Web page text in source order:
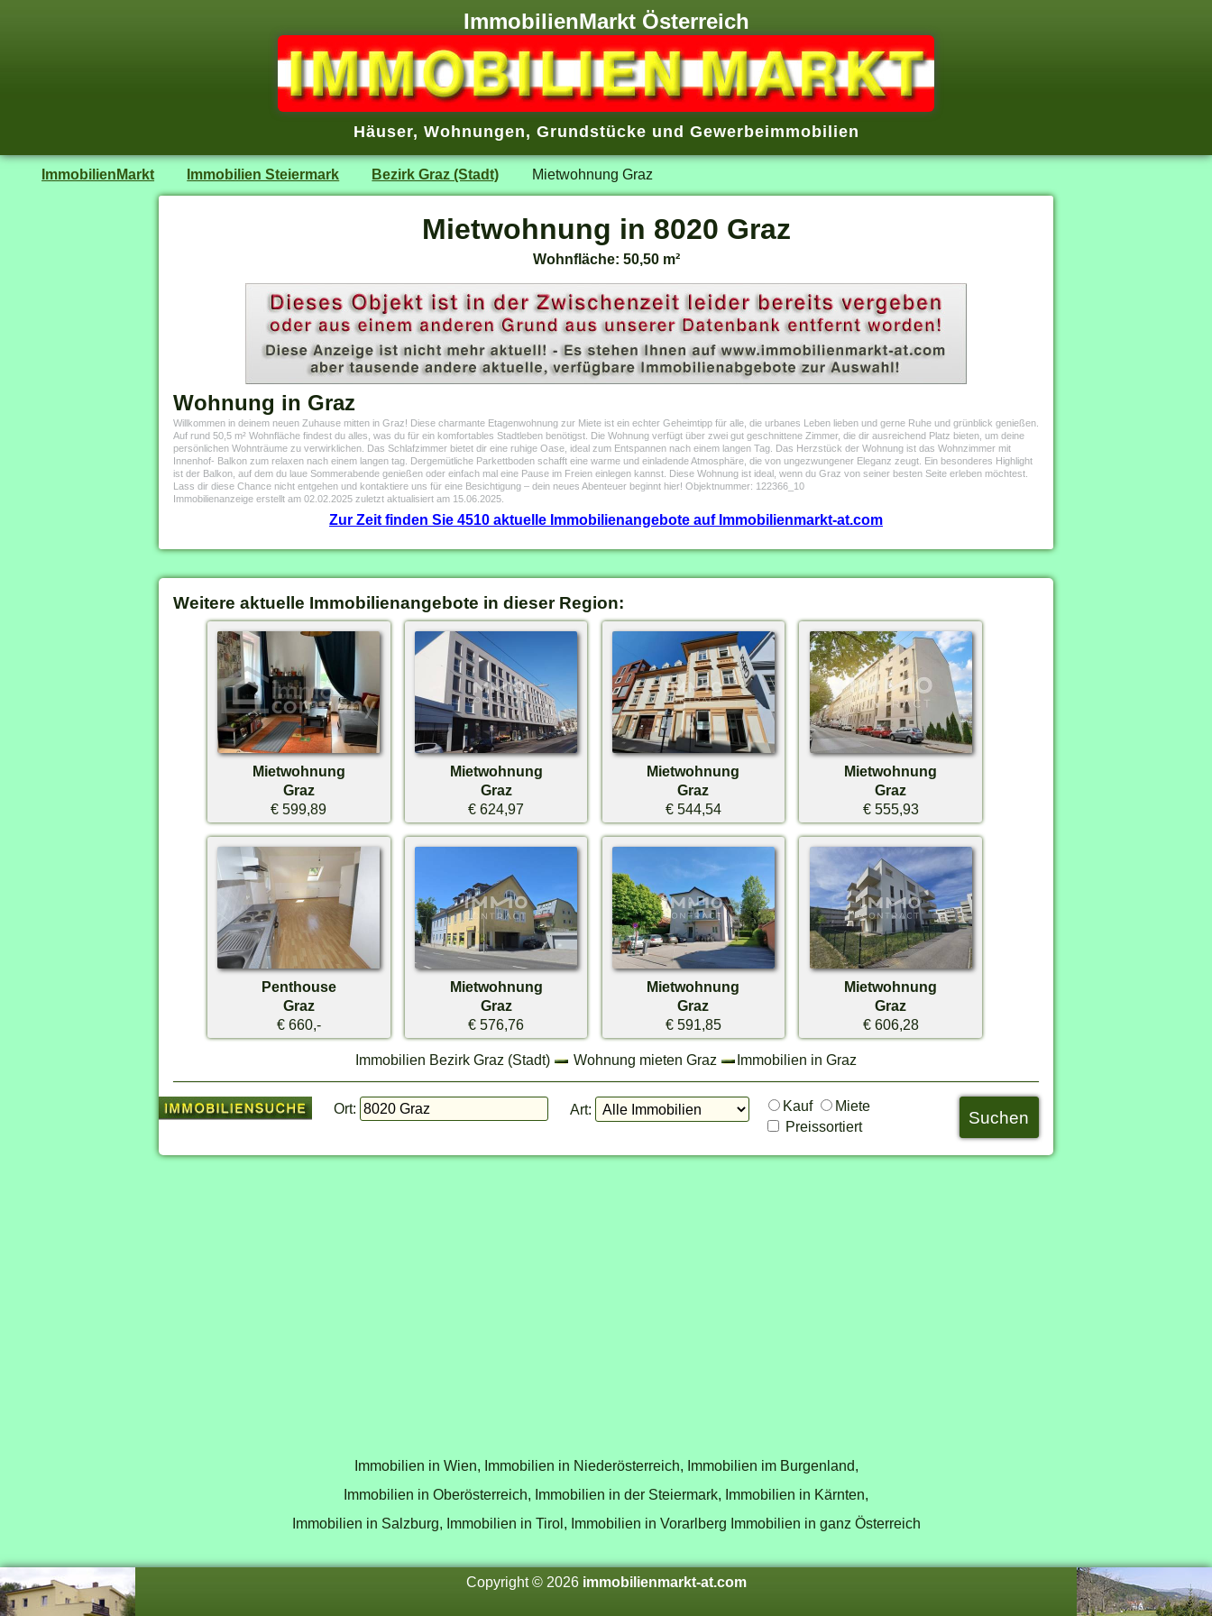
ImmobilienMarkt Österreich
Häuser, Wohnungen, Grundstücke und Gewerbeimmobilien
ImmobilienMarkt Immobilien Steiermark Bezirk Graz (Stadt) Mietwohnung Graz
Mietwohnung in 8020 Graz
Wohnfläche: 50,50 m²
Wohnung in Graz
Willkommen in deinem neuen Zuhause mitten in Graz! Diese charmante Etagenwohnung zur Miete ist ein echter Geheimtipp für alle, die urbanes Leben lieben und gerne Ruhe und grünblick genießen.
Auf rund 50,5 m² Wohnfläche findest du alles, was du für ein komfortables Stadtleben benötigst. Die Wohnung verfügt über zwei gut geschnittene Zimmer, die dir ausreichend Platz bieten, um deine
persönlichen Wohnträume zu verwirklichen. Das Schlafzimmer bietet dir eine ruhige Oase, ideal zum Entspannen nach einem langen Tag. Das Herzstück der Wohnung ist das Wohnzimmer mit
Innenhof- Balkon zum relaxen nach einem langen tag. Dergemütliche Parkettboden schafft eine warme und einladende Atmosphäre, die von ungezwungener Eleganz zeugt. Ein besonderes Highlight
ist der Balkon, auf dem du laue Sommerabende genießen oder einfach mal eine Pause im Freien einlegen kannst. Diese Wohnung ist ideal, wenn du Graz von seiner besten Seite erleben möchtest.
Lass dir diese Chance nicht entgehen und kontaktiere uns für eine Besichtigung – dein neues Abenteuer beginnt hier! Objektnummer: 122366_10
Immobilienanzeige erstellt am 02.02.2025 zuletzt aktualisiert am 15.06.2025.
Zur Zeit finden Sie 4510 aktuelle Immobilienangebote auf Immobilienmarkt-at.com
Weitere aktuelle Immobilienangebote in dieser Region:
Mietwohnung
Graz
€ 599,89
Mietwohnung
Graz
€ 624,97
Mietwohnung
Graz
€ 544,54
Mietwohnung
Graz
€ 555,93
Penthouse
Graz
€ 660,-
Mietwohnung
Graz
€ 576,76
Mietwohnung
Graz
€ 591,85
Mietwohnung
Graz
€ 606,28
Immobilien Bezirk Graz (Stadt) Wohnung mieten Graz Immobilien in Graz
Ort: Art: Kauf
Miete
Preissortiert
Immobilien in Wien, Immobilien in Niederösterreich, Immobilien im Burgenland,
Immobilien in Oberösterreich, Immobilien in der Steiermark, Immobilien in Kärnten,
Immobilien in Salzburg, Immobilien in Tirol, Immobilien in Vorarlberg Immobilien in ganz Österreich
Copyright © 2026 immobilienmarkt-at.com